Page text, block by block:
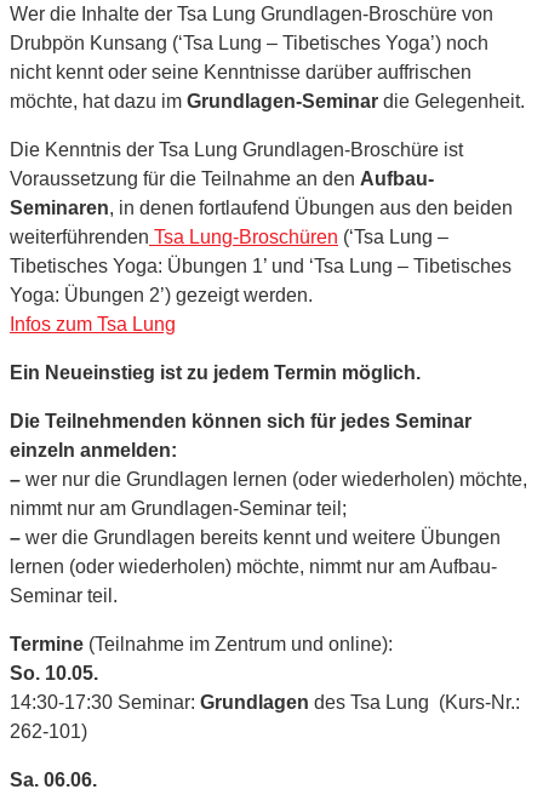
Wer die Inhalte der Tsa Lung Grundlagen-Broschüre von
Drubpön Kunsang (‘Tsa Lung – Tibetisches Yoga’) noch
nicht kennt oder seine Kenntnisse darüber auffrischen
möchte, hat dazu im Grundlagen-Seminar die Gelegenheit.
Die Kenntnis der Tsa Lung Grundlagen-Broschüre ist
Voraussetzung für die Teilnahme an den Aufbau-
Seminaren, in denen fortlaufend Übungen aus den beiden
weiterführenden Tsa Lung-Broschüren (‘Tsa Lung –
Tibetisches Yoga: Übungen 1’ und ‘Tsa Lung – Tibetisches
Yoga: Übungen 2’) gezeigt werden.
Infos zum Tsa Lung
Ein Neueinstieg ist zu jedem Termin möglich.
Die Teilnehmenden können sich für jedes Seminar
einzeln anmelden:
– wer nur die Grundlagen lernen (oder wiederholen) möchte,
nimmt nur am Grundlagen-Seminar teil;
– wer die Grundlagen bereits kennt und weitere Übungen
lernen (oder wiederholen) möchte, nimmt nur am Aufbau-
Seminar teil.
Termine (Teilnahme im Zentrum und online):
So. 10.05.
14:30-17:30 Seminar: Grundlagen des Tsa Lung (Kurs-Nr.:
262-101)
Sa. 06.06.